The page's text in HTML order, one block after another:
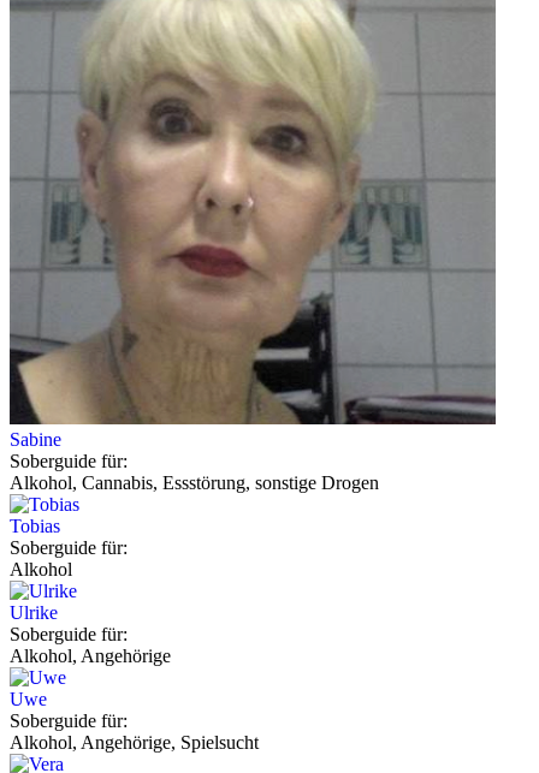
Sabine
Soberguide für:
Alkohol, Cannabis, Essstörung, sonstige Drogen
Tobias
Soberguide für:
Alkohol
Ulrike
Soberguide für:
Alkohol, Angehörige
Uwe
Soberguide für:
Alkohol, Angehörige, Spielsucht